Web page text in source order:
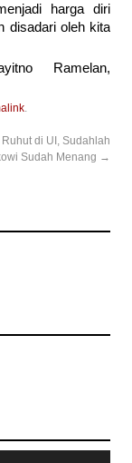
harga diri
disadari oleh kita
Ramelan,
.
Ruhut di UI, Sudahlah
Sudah Menang →